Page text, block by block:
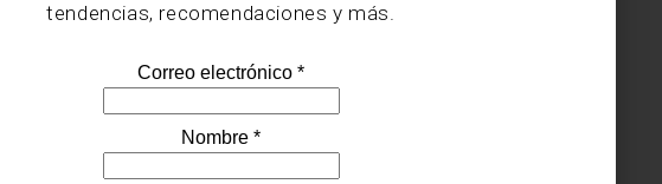
tendencias, recomendaciones y más.